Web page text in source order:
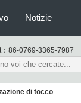
Notizie
86-0769-3365-7987
di tocco